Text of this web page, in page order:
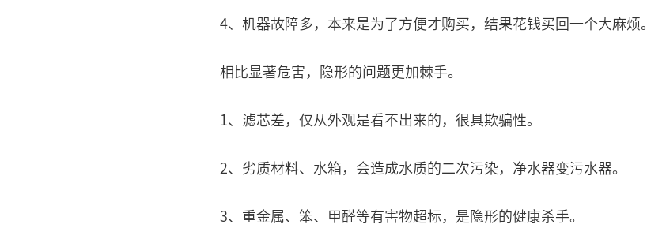
4、机器故障多，本来是为了方便才购买，结果花钱买回一个大麻烦。
相比显著危害，隐形的问题更加棘手。
1、滤芯差，仅从外观是看不出来的，很具欺骗性。
2、劣质材料、水箱，会造成水质的二次污染，净水器变污水器。
3、重金属、笨、甲醛等有害物超标，是隐形的健康杀手。